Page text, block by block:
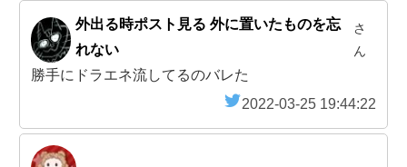
外出る時ポスト見る 外に置いたものを忘
れない
さ
ん
勝手にドラエネ流してるのバレた
2022-03-25 19:44:22